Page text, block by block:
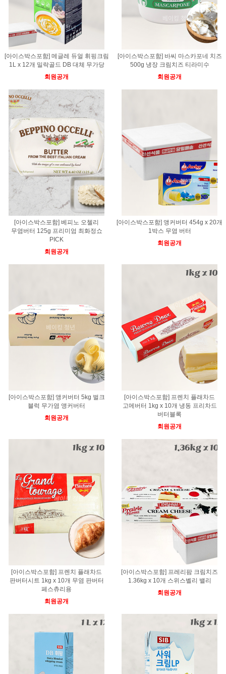
[아이스박스포함] 메글레 듀얼 휘핑크림
1L x 12개 밀락골드 DB 대체 무가당
회원공개
[아이스박스포함] 바씨 마스카포네 치즈
500g 냉장 크림치즈 티라미수
회원공개
[아이스박스포함] 베피노 오첼리
무염버터 125g 프리미엄 최화정쇼
PICK
회원공개
[아이스박스포함] 앵커버터 454g x 20개
1박스 무염 버터
회원공개
[아이스박스포함] 앵커버터 5kg 벌크
블럭 무가염 앵커버터
회원공개
[아이스박스포함] 프렌치 플래차드
고메버터 1kg x 10개 냉동 프리차드
버터블록
회원공개
[아이스박스포함] 프렌치 플래차드
판버터시트 1kg x 10개 무염 판버터
페스츄리용
회원공개
[아이스박스포함] 프레리팜 크림치즈
1.36kg x 10개 스위스벨리 밸리
회원공개